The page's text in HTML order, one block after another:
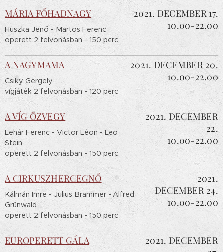
MÁRIA FŐHADNAGY
Huszka Jenő - Martos Ferenc
operett 2 felvonásban - 150 perc
2021. DECEMBER 17.
10.00-22.00
A NAGYMAMA
Csiky Gergely
vígjáték 2 felvonásban - 120 perc
2021. DECEMBER 20.
10.00-22.00
A VÍG ÖZVEGY
Lehár Ferenc - Victor Léon - Leo
Stein
operett 2 felvonásban - 150 perc
2021. DECEMBER
22.
10.00-22.00
A CIRKUSZHERCEGNŐ
Kálmán Imre - Julius Brammer - Alfred
Grünwald
operett 2 felvonásban - 150 perc
2021.
DECEMBER 24.
10.00-22.00
EUROPERETT GÁLA
2021. DECEMBER